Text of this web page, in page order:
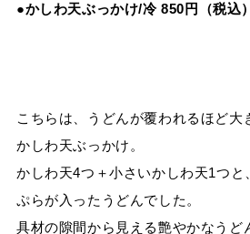
●かしわ天ぶっかけ/冷850 円（税込）
こちらは、うどんが覆われるほど大
かしわ天ぶっかけ。
かしわ天4つ＋小さいかしわ天1つと
ぷらが入ったうどんでした。
具材の隙間から見える艶やかなうど